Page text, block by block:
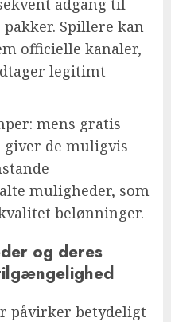
Spillere kan
officielle kanaler,
legitimt
mens gratis
giver de muligvis
muligheder, som
belønninger.
og deres
påvirker betydeligt